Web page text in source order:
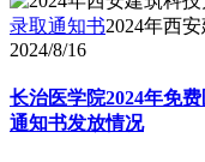
录取通知书2024年西
2024/8/16
长治医学院2024年免
通知书发放情况